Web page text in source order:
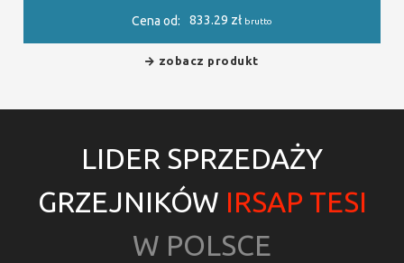
Cena od: 833.29 zł brutto
zobacz produkt
LIDER SPRZEDAŻY
GRZEJNIKÓW IRSAP TESI
W POLSCE